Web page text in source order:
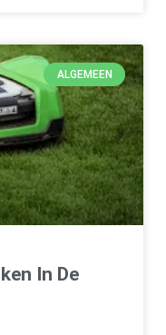
ALGEMEEN
In De